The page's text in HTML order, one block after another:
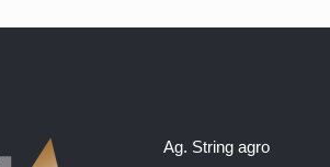
Ag. String agro